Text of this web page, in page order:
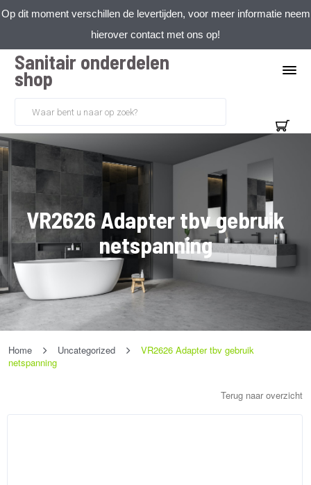
Op dit moment verschillen de levertijden, voor meer informatie neem
hierover contact met ons op!
Sanitair onderdelen
shop
VR2626 Adapter tbv gebruik
netspanning
Home Uncategorized
VR2626 Adapter tbv gebruik
netspanning
Terug naar overzicht